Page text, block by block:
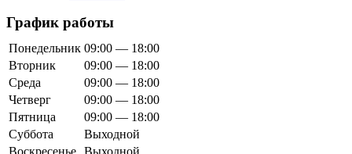
График работы
Понедельник 09:00 — 18:00
Вторник
09:00 — 18:00
Среда
09:00 — 18:00
Четверг
09:00 — 18:00
Пятница
09:00 — 18:00
Суббота
Выходной